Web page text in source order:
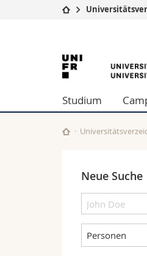
Studium
Campus
Universität
Weiterbildung
University
of
Fribourg
Studium
Neue Suche
Personen